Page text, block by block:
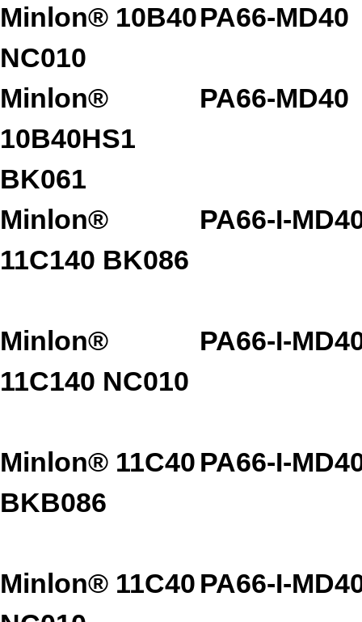
Minlon® 10B40
NC010
PA66-MD40
Minlon®
10B40HS1
BK061
PA66-MD40
Minlon®
11C140 BK086
PA66-I-
Minlon®
11C140 NC010
PA66-I-
Minlon® 11C40
BKB086
PA66-I-
Minlon® 11C40 PA66-I-